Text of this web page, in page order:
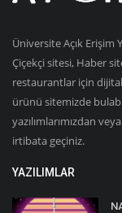
Üniversite Açık Erişim
Çiçekçi sitesi, Haber
restaurantlar için dijital
ürünü sitemizde
yazılımlarımızdan
irtibata geçiniz.
YAZILIMLAR